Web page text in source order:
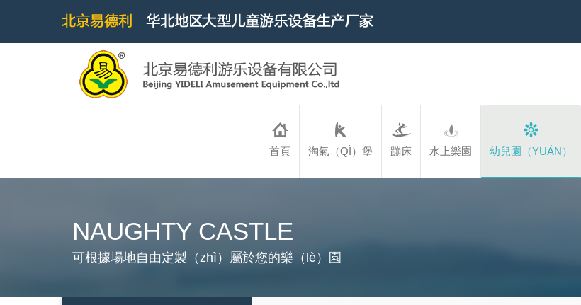
首頁 淘氣（QÌ）堡 蹦床 水上樂園 幼兒園（YUÁN）
NAUGHTY CASTLE
可根據場地自由定製（zhì）屬於您的樂（lè）園